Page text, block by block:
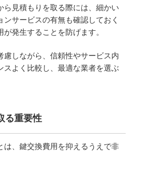
ら見積もりを取る際には、細かい
ンサービスの有無も確認しておく
発生することを防げます。
慮しながら、信頼性やサービス内
スよく比較し、最適な業者を選ぶ
る重要性
は、鍵交換費用を抑えるうえで非